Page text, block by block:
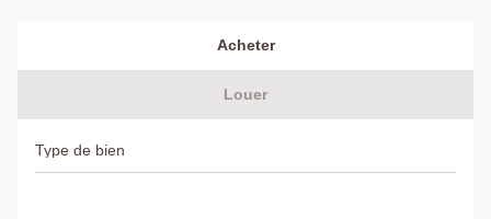
Acheter
Louer